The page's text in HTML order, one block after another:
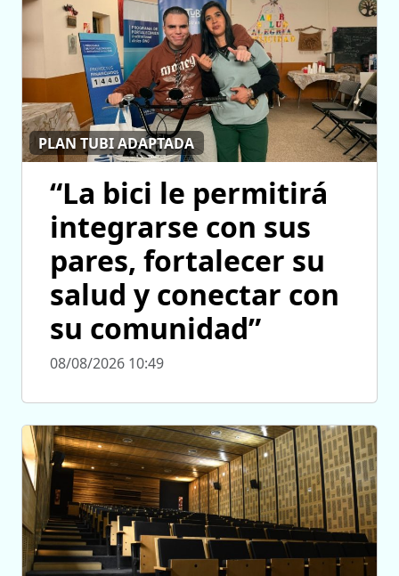
PLAN TUBI ADAPTADA
“La bici le permitirá
integrarse con sus
pares, fortalecer su
salud y conectar con
su comunidad”
08/08/2026 10:49